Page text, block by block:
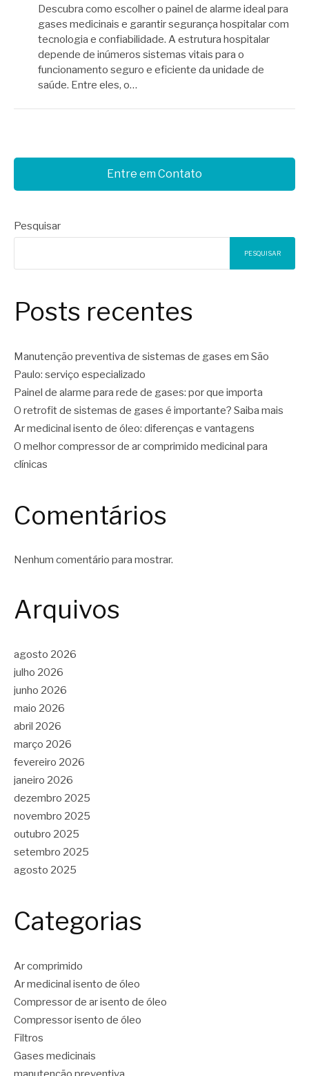
Descubra como escolher o painel de alarme ideal para
gases medicinais e garantir segurança hospitalar com
tecnologia e confiabilidade. A estrutura hospitalar
depende de inúmeros sistemas vitais para o
funcionamento seguro e eficiente da unidade de
saúde. Entre eles, o…
Entre em Contato
Pesquisar
PESQUISAR
Posts recentes
Manutenção preventiva de sistemas de gases em São
Paulo: serviço especializado
Painel de alarme para rede de gases: por que importa
O retrofit de sistemas de gases é importante? Saiba mais
Ar medicinal isento de óleo: diferenças e vantagens
O melhor compressor de ar comprimido medicinal para
clínicas
Comentários
Nenhum comentário para mostrar.
Arquivos
agosto 2026
julho 2026
junho 2026
maio 2026
abril 2026
março 2026
fevereiro 2026
janeiro 2026
dezembro 2025
novembro 2025
outubro 2025
setembro 2025
agosto 2025
Categorias
Ar comprimido
Ar medicinal isento de óleo
Compressor de ar isento de óleo
Compressor isento de óleo
Filtros
Gases medicinais